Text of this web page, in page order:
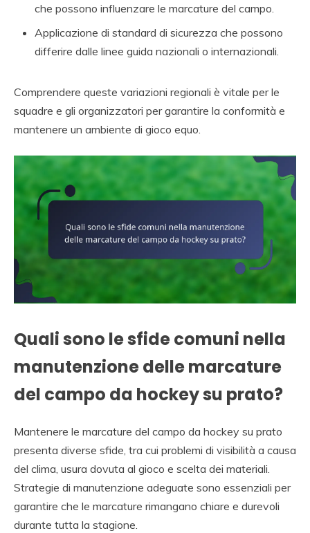
che possono influenzare le marcature del campo.
Applicazione di standard di sicurezza che possono
differire dalle linee guida nazionali o internazionali.
Comprendere queste variazioni regionali è vitale per le
squadre e gli organizzatori per garantire la conformità e
mantenere un ambiente di gioco equo.
Quali sono le sfide comuni nella
manutenzione delle marcature
del campo da hockey su prato?
Mantenere le marcature del campo da hockey su prato
presenta diverse sfide, tra cui problemi di visibilità a causa
del clima, usura dovuta al gioco e scelta dei materiali.
Strategie di manutenzione adeguate sono essenziali per
garantire che le marcature rimangano chiare e durevoli
durante tutta la stagione.